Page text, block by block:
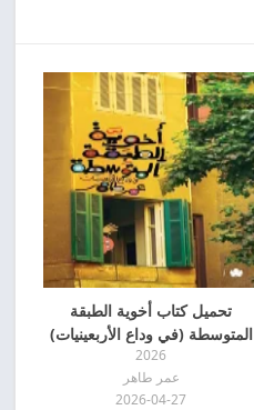
تحميل كتاب أخوية الطبقة
المتوسطة (في وداع الأربعينيات)
pdf
2026
عمر طاهر
2026-04-27